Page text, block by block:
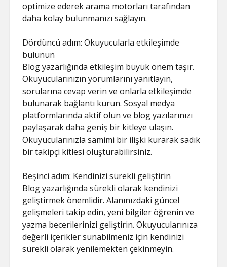
optimize ederek arama motorları tarafından
daha kolay bulunmanızı sağlayın.
Dördüncü adım: Okuyucularla etkileşimde
bulunun
Blog yazarlığında etkileşim büyük önem taşır.
Okuyucularınızın yorumlarını yanıtlayın,
sorularına cevap verin ve onlarla etkileşimde
bulunarak bağlantı kurun. Sosyal medya
platformlarında aktif olun ve blog yazılarınızı
paylaşarak daha geniş bir kitleye ulaşın.
Okuyucularınızla samimi bir ilişki kurarak sadık
bir takipçi kitlesi oluşturabilirsiniz.
Beşinci adım: Kendinizi sürekli geliştirin
Blog yazarlığında sürekli olarak kendinizi
geliştirmek önemlidir. Alanınızdaki güncel
gelişmeleri takip edin, yeni bilgiler öğrenin ve
yazma becerilerinizi geliştirin. Okuyucularınıza
değerli içerikler sunabilmeniz için kendinizi
sürekli olarak yenilemekten çekinmeyin.